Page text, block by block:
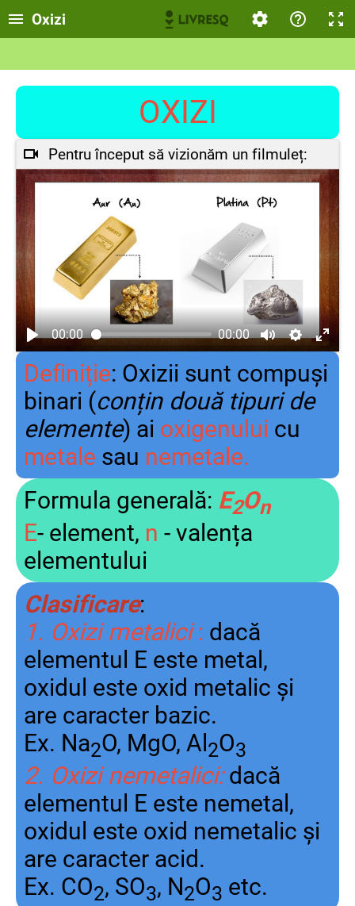
Oxizi
OXIZI
Pentru început să vizionăm un filmuleț:
00:00 00:00
Definiție: Oxizii sunt compuși
binari (conțin două tipuri de
elemente) ai oxigenului cu
metale sau nemetale.
Formula generală: E2On
E- element, n - valența
elementului
Clasificare:
1. Oxizi metalici: dacă
elementul E este metal,
oxidul este oxid metalic și
are caracter bazic.
Ex. Na2O, MgO, Al2O3
2. Oxizi nemetalici:dacă
elementul E este nemetal,
oxidul este oxid nemetalic și
are caracter acid.
Ex. CO2, SO3, N2O3 etc.